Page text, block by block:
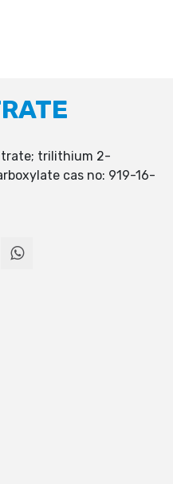
trilithium 2-
cas no: 919-16-